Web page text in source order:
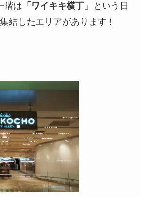
階は 「ワイキキ横丁」
という日
結したエリアがあります！